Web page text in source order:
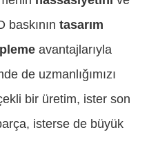
baskının tasarım
avantajlarıyla
de uzmanlığımızı
bir üretim, ister son
isterse de büyük